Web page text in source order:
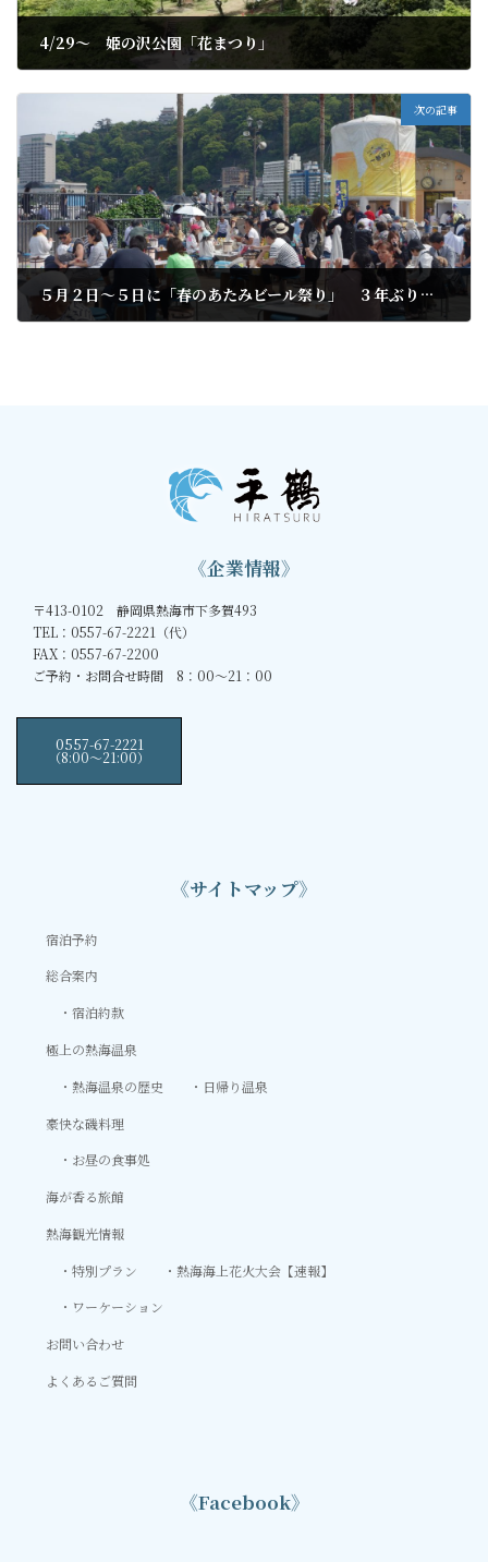
4/29～ 姫の沢公園「花まつり」
次の記事
５月２日～５日に「春のあたみビール祭り」 ３年ぶりに開催
《企業情報》
〒413-0102 静岡県熱海市下多賀493
TEL：0557-67-2221（代）
FAX：0557-67-2200
ご予約・お問合せ時間 8：00～21：00
0557-67-2221
（8:00〜21:00）
《サイトマップ》
宿泊予約
総合案内
宿泊約款
極上の熱海温泉
熱海温泉の歴史
日帰り温泉
豪快な磯料理
お昼の食事処
海が香る旅館
熱海観光情報
特別プラン
熱海海上花火大会【速報】
ワーケーション
お問い合わせ
よくあるご質問
《Facebook》